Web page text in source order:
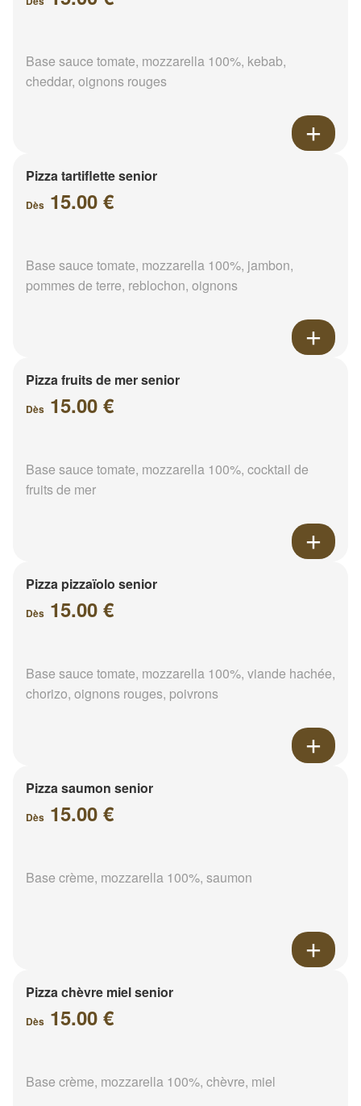
Base sauce tomate, mozzarella 100%, kebab,
cheddar, oignons rouges
Pizza tartiflette senior
Dès 15.00 €
Base sauce tomate, mozzarella 100%, jambon,
pommes de terre, reblochon, oignons
Pizza fruits de mer senior
Dès 15.00 €
Base sauce tomate, mozzarella 100%, cocktail de
fruits de mer
Pizza pizzaïolo senior
Dès 15.00 €
Base sauce tomate, mozzarella 100%, viande hachée,
chorizo, oignons rouges, poivrons
Pizza saumon senior
Dès 15.00 €
Base crème, mozzarella 100%, saumon
Pizza chèvre miel senior
Dès 15.00 €
Base crème, mozzarella 100%, chèvre, miel